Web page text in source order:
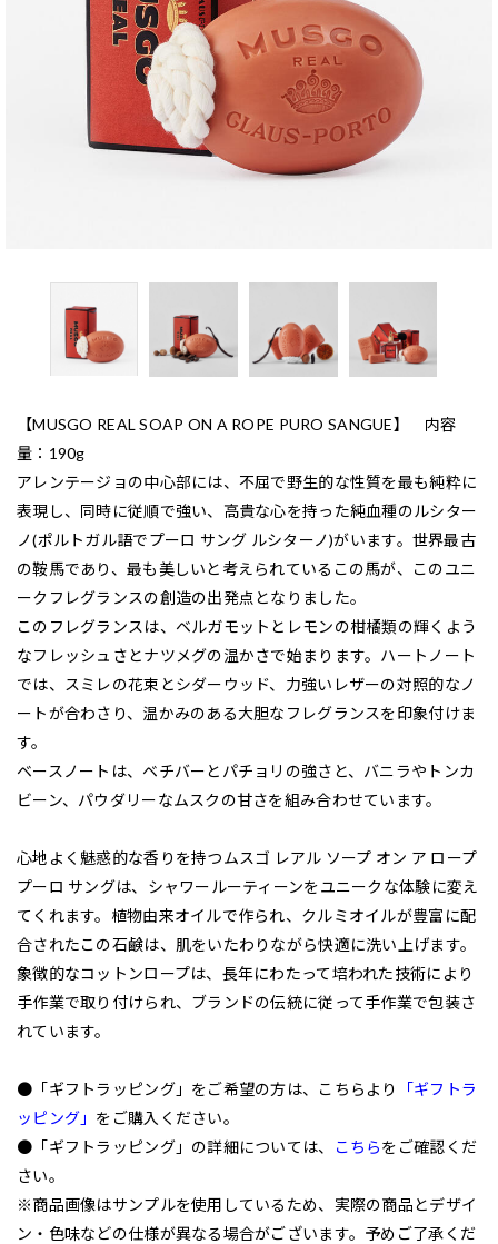
【MUSGO REAL SOAP ON A ROPE PURO SANGUE】 内容
量：190g
アレンテージョの中心部には、不屈で野生的な性質を最も純粋に
表現し、同時に従順で強い、高貴な心を持った純血種のルシター
ノ(ポルトガル語でプーロ サング ルシターノ)がいます。世界最古
の鞍馬であり、最も美しいと考えられているこの馬が、このユニ
ークフレグランスの創造の出発点となりました。
このフレグランスは、ベルガモットとレモンの柑橘類の輝くよう
なフレッシュさとナツメグの温かさで始まります。ハートノート
では、スミレの花束とシダーウッド、力強いレザーの対照的なノ
ートが合わさり、温かみのある大胆なフレグランスを印象付けま
す。
ベースノートは、ベチバーとパチョリの強さと、バニラやトンカ
ビーン、パウダリーなムスクの甘さを組み合わせています。
心地よく魅惑的な香りを持つムスゴ レアル ソープ オン ア ロープ
プーロ サングは、シャワールーティーンをユニークな体験に変え
てくれます。植物由来オイルで作られ、クルミオイルが豊富に配
合されたこの石鹸は、肌をいたわりながら快適に洗い上げます。
象徴的なコットンロープは、長年にわたって培われた技術により
手作業で取り付けられ、ブランドの伝統に従って手作業で包装さ
れています。
●「ギフトラッピング」をご希望の方は、こちらより
「ギフトラ
ッピング」 をご購入ください。
●「ギフトラッピング」の詳細については、
こちらをご確認くだ
さい。
※商品画像はサンプルを使用しているため、実際の商品とデザイ
ン・色味などの仕様が異なる場合がございます。予めご了承くだ